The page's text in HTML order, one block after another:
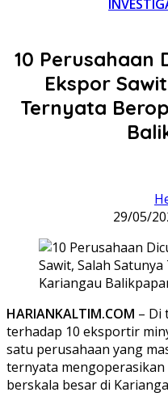
10 Perusahaan
Ekspor
Ternyata
29/05/
HARIANKALTIM.COM – Di
terhadap 10 eksportir
satu perusahaan yang
ternyata
berskala besar di